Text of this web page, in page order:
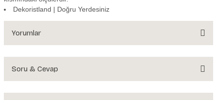
Dekoristland | Doğru Yerdesiniz
Yorumlar
Soru & Cevap